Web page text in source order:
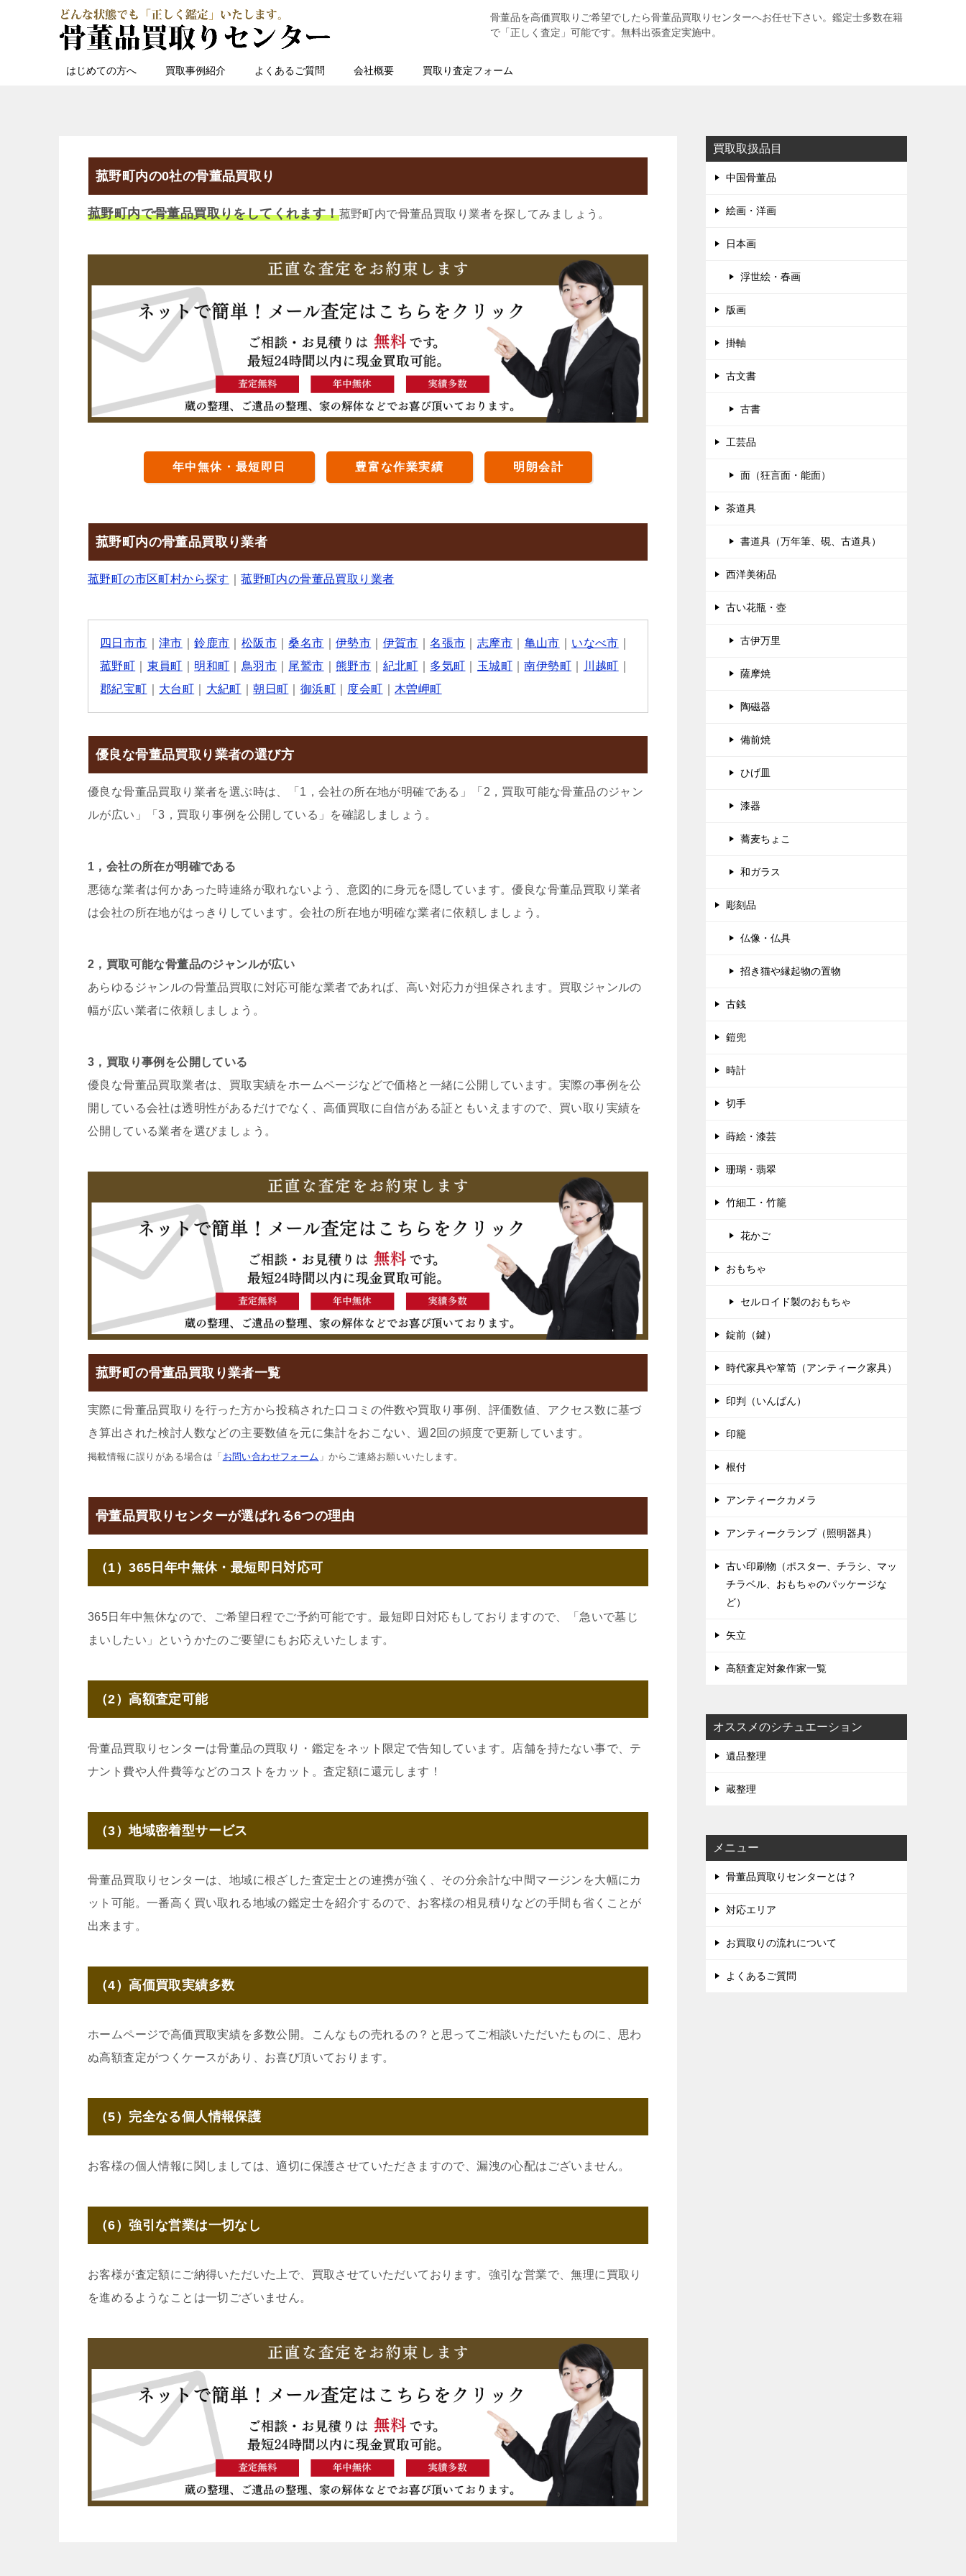
骨董品を高価買取りご希望でしたら骨董品買取りセンターへお任せ下さい。鑑定士多数在籍
で「正しく査定」可能です。無料出張査定実施中。
はじめての方へ 買取事例紹介 よくあるご質問 会社概要 買取り査定フォーム
菰野町内の0社の骨董品買取り
菰野町内で骨董品買取りをしてくれます！菰野町内で骨董品買取り業者を探してみましょう。
年中無休・最短即日 豊富な作業実績 明朗会計
菰野町内の骨董品買取り業者
菰野町の市区町村から探す ｜菰野町内の骨董品買取り業者
四日市市 ｜津市 ｜鈴鹿市 松阪市 ｜桑名市 ｜伊勢市 伊賀市 ｜名張市 志摩市 亀山市 いなべ市
菰野町
東員町 明和町 鳥羽市 尾鷲市 ｜熊野市 紀北町 多気町 玉城町 ｜南伊勢町 川越町
郡紀宝町
大台町 大紀町 ｜朝日町 御浜町 度会町 木曽岬町
優良な骨董品買取り業者の選び方
優良な骨董品買取り業者を選ぶ時は、「1，会社の所在地が明確である」「2，買取可能な骨董品のジャン
ルが広い」「3，買取り事例を公開している」を確認しましょう。
1，会社の所在が明確である
悪徳な業者は何かあった時連絡が取れないよう、意図的に身元を隠しています。優良な骨董品買取り業者
は会社の所在地がはっきりしています。会社の所在地が明確な業者に依頼しましょう。
2，買取可能な骨董品のジャンルが広い
あらゆるジャンルの骨董品買取に対応可能な業者であれば、高い対応力が担保されます。買取ジャンルの
幅が広い業者に依頼しましょう。
3，買取り事例を公開している
優良な骨董品買取業者は、買取実績をホームページなどで価格と一緒に公開しています。実際の事例を公
開している会社は透明性があるだけでなく、高価買取に自信がある証ともいえますので、買い取り実績を
公開している業者を選びましょう。
菰野町の骨董品買取り業者一覧
実際に骨董品買取りを行った方から投稿された口コミの件数や買取り事例、評価数値、アクセス数に基づ
き算出された検討人数などの主要数値を元に集計をおこない、週2回の頻度で更新しています。
掲載情報に誤りがある場合は「 お問い合わせフォーム 」からご連絡お願いいたします。
骨董品買取りセンターが選ばれる6つの理由
（1）365日年中無休・最短即日対応可
365日年中無休なので、ご希望日程でご予約可能です。最短即日対応もしておりますので、「急いで墓じ
まいしたい」というかたのご要望にもお応えいたします。
（2）高額査定可能
骨董品買取りセンターは骨董品の買取り・鑑定をネット限定で告知しています。店舗を持たない事で、テ
ナント費や人件費等などのコストをカット。査定額に還元します！
（3）地域密着型サービス
骨董品買取りセンターは、地域に根ざした査定士との連携が強く、その分余計な中間マージンを大幅にカ
ット可能。一番高く買い取れる地域の鑑定士を紹介するので、お客様の相見積りなどの手間も省くことが
出来ます。
（4）高価買取実績多数
ホームページで高価買取実績を多数公開。こんなもの売れるの？と思ってご相談いただいたものに、思わ
ぬ高額査定がつくケースがあり、お喜び頂いております。
（5）完全なる個人情報保護
お客様の個人情報に関しましては、適切に保護させていただきますので、漏洩の心配はございません。
（6）強引な営業は一切なし
お客様が査定額にご納得いただいた上で、買取させていただいております。強引な営業で、無理に買取り
を進めるようなことは一切ございません。
買取取扱品目
中国骨董品
絵画・洋画
日本画
浮世絵・春画
版画
掛軸
古文書
古書
工芸品
面（狂言面・能面）
茶道具
書道具（万年筆、硯、古道具）
西洋美術品
古い花瓶・壺
古伊万里
薩摩焼
陶磁器
備前焼
ひげ皿
漆器
蕎麦ちょこ
和ガラス
彫刻品
仏像・仏具
招き猫や縁起物の置物
古銭
鎧兜
時計
切手
蒔絵・漆芸
珊瑚・翡翠
竹細工・竹籠
花かご
おもちゃ
セルロイド製のおもちゃ
錠前（鍵）
時代家具や箪笥（アンティーク家具）
印判（いんばん）
印籠
根付
アンティークカメラ
アンティークランプ（照明器具）
古い印刷物（ポスター、チラシ、マッ
チラベル、おもちゃのパッケージな
ど）
矢立
高額査定対象作家一覧
オススメのシチュエーション
遺品整理
蔵整理
メニュー
骨董品買取りセンターとは？
対応エリア
お買取りの流れについて
よくあるご質問